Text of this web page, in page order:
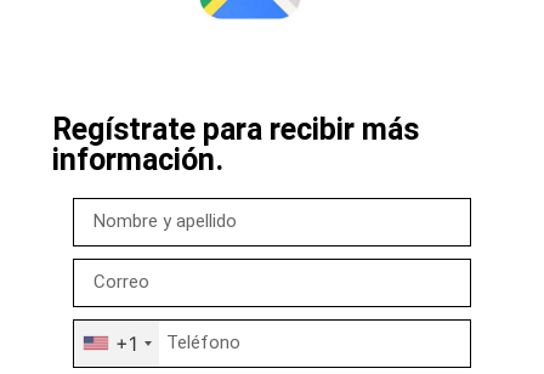
Regístrate para recibir más
información.
+1